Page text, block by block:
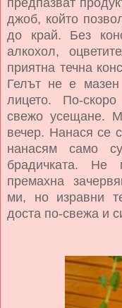
джоб, който
до край. Без
алкохол,
приятна течна
Гелът не е маз
лицето. По-
свежо усещане.
вечер. Нанася се
нанасям само
брадичката.
премахна
ми, но изравни
доста по-свежа и